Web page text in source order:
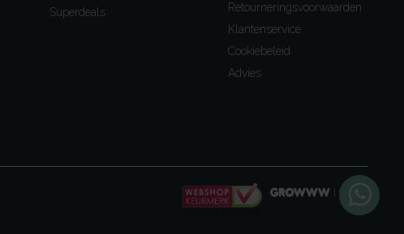
Superdeals
Retourneringsvoorwaarden
Klantenservice
Cookiebeleid
Advies